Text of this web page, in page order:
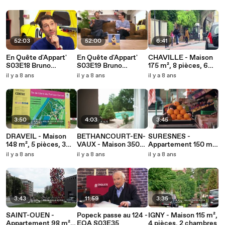
52:03
En Quête d'Appart'
S03E18 Bruno
Waitzmann et Olivier
il y a 8 ans
3:50
DRAVEIL - Maison
148 m², 5 pièces, 3
chambres
il y a 8 ans
3:43
SAINT-OUEN -
52:00
En Quête d'Appart'
S03E19 Bruno
Waitzmann et Olivier
il y a 8 ans
4:03
BETHANCOURT-EN-
VAUX - Maison 350
m², 10 pièces, 8
il y a 8 ans
11:59
Popeck passe au 124 -
6:41
CHAVILLE - Maison
175 m², 8 pièces, 6
chambres
il y a 8 ans
3:45
SURESNES -
Appartement 150 m²,
7 pièces, 5 chambres
il y a 8 ans
3:35
IGNY - Maison 115 m²,